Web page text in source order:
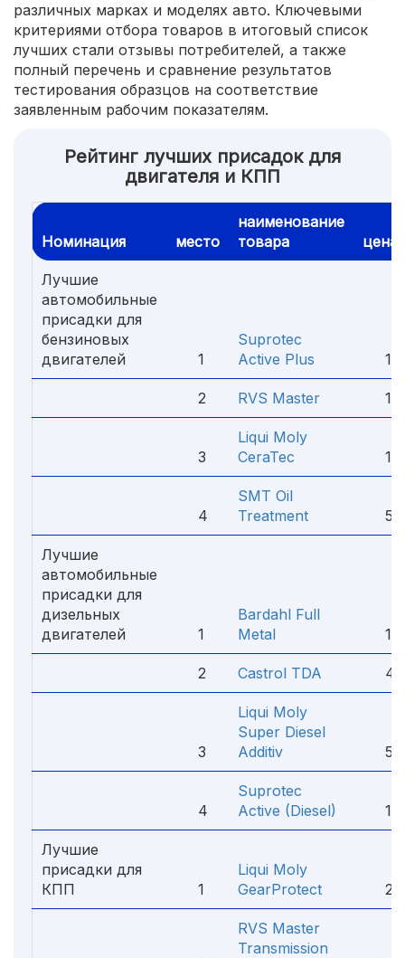
различных марках и моделях авто. Ключевыми
критериями отбора товаров в итоговый список
лучших стали отзывы потребителей, а также
полный перечень и сравнение результатов
тестирования образцов на соответствие
заявленным рабочим показателям.
Рейтинг лучших присадок для
двигателя и КПП
Номинация место
наименование
товара
цена
Лучшие
автомобильные
присадки для
бензиновых
двигателей
1
Suprotec
Active Plus
1
2 RVS Master 1
3
Liqui Moly
CeraTec
1
4
SMT Oil
Treatment
Лучшие
автомобильные
присадки для
дизельных
двигателей
1
Bardahl Full
Metal
1
2 Castrol TDA
3
Liqui Moly
Super Diesel
Additiv
4
Suprotec
Active (Diesel)
1
Лучшие
присадки для
КПП
1
Liqui Moly
GearProtect
2
RVS Master
Transmission